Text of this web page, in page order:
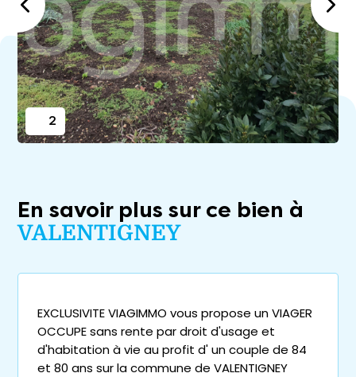
2
En savoir plus sur ce bien à
VALENTIGNEY
EXCLUSIVITE VIAGIMMO vous propose un VIAGER
OCCUPE sans rente par droit d'usage et
d'habitation à vie au profit d' un couple de 84
et 80 ans sur la commune de VALENTIGNEY